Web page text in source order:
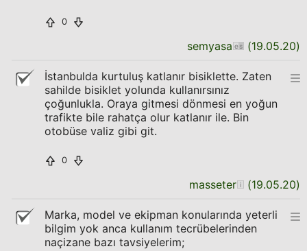
0
semyasa (19.05.20)
İstanbulda kurtuluş katlanır bisiklette. Zaten
sahilde bisiklet yolunda kullanırsınız
çoğunlukla. Oraya gitmesi dönmesi en yoğun
trafikte bile rahatça olur katlanır ile. Bin
otobüse valiz gibi git.
0
masseter (19.05.20)
Marka, model ve ekipman konularında yeterli
bilgim yok anca kullanım tecrübelerinden
naçizane bazı tavsiyelerim;